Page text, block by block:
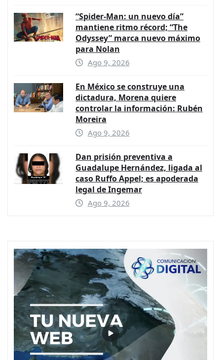
“Spider-Man: un nuevo día”
mantiene ritmo récord; “The
Odyssey” marca nuevo máximo
para Nolan
Ago 9, 2026
En México se construye una
dictadura, Morena quiere
controlar la información: Rubén
Moreira
Ago 9, 2026
Dan prisión preventiva a
Guadalupe Hernández, ligada al
caso Ruffo Appel; es apoderada
legal de Ingemar
Ago 9, 2026